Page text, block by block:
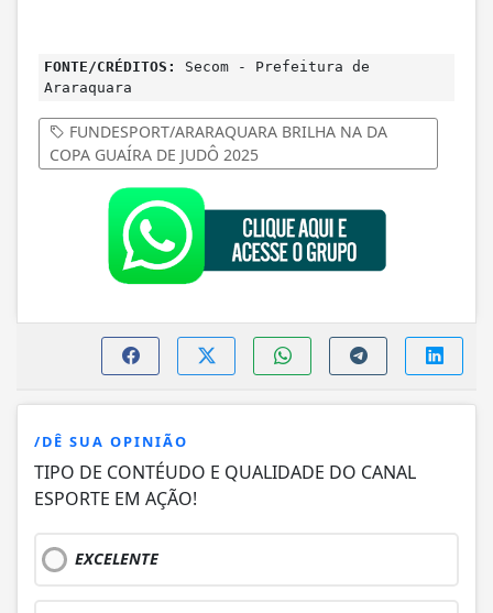
FONTE/CRÉDITOS:
Secom - Prefeitura de
Araraquara
FUNDESPORT/ARARAQUARA BRILHA NA DA
COPA GUAÍRA DE JUDÔ 2025
/DÊ SUA OPINIÃO
TIPO DE CONTÉUDO E QUALIDADE DO CANAL
ESPORTE EM AÇÃO!
EXCELENTE